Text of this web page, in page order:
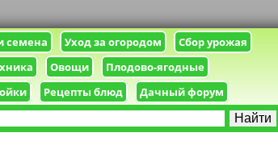
семена Уход за огородом
Сбор урожая
Овощи
Плодово-ягодные
Рецепты блюд Дачный форум